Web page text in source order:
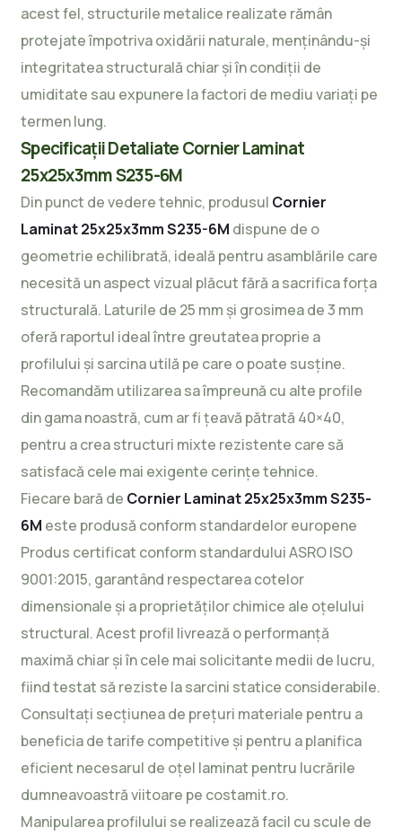
acest fel, structurile metalice realizate rămân
protejate împotriva oxidării naturale, menținându-și
integritatea structurală chiar și în condiții de
umiditate sau expunere la factori de mediu variați pe
termen lung.
Specificații Detaliate Cornier Laminat
25x25x3mm S235-6M
Din punct de vedere tehnic, produsul Cornier
Laminat 25x25x3mm S235-6M dispune de o
geometrie echilibrată, ideală pentru asamblările care
necesită un aspect vizual plăcut fără a sacrifica forța
structurală. Laturile de 25 mm și grosimea de 3 mm
oferă raportul ideal între greutatea proprie a
profilului și sarcina utilă pe care o poate susține.
Recomandăm utilizarea sa împreună cu alte profile
din gama noastră, cum ar fițeavă pătrată 40×40,
pentru a crea structuri mixte rezistente care să
satisfacă cele mai exigente cerințe tehnice.
Fiecare bară de Cornier Laminat 25x25x3mm S235-
6M este produsă conform standardelor europene
Produs certificat conform standardului ASRO ISO
9001:2015, garantând respectarea cotelor
dimensionale și a proprietăților chimice ale oțelului
structural. Acest profil livrează o performanță
maximă chiar și în cele mai solicitante medii de lucru,
fiind testat să reziste la sarcini statice considerabile.
Consultați secțiunea de prețuri materiale pentru a
beneficia de tarife competitive și pentru a planifica
eficient necesarul de oțel laminat pentru lucrările
dumneavoastră viitoare pe costamit.ro.
Manipularea profilului se realizează facil cu scule de